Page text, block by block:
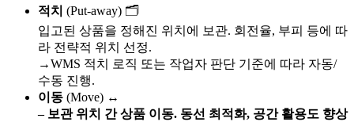
적치 (Put-away) 🗂️
입고된 상품을 정해진 위치에 보관. 회전율, 부피 등에 따
라 전략적 위치 선정.
→WMS 적치 로직 또는 작업자 판단 기준에 따라 자동/
수동 진행.
이동 (Move) ↔️
– 보관 위치 간 상품 이동. 동선 최적화, 공간 활용도 향상